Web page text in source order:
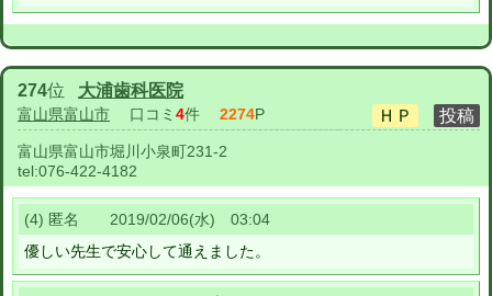
274位 大浦歯科医院
富山県富山市 口コミ 4件 2274P
富山県富山市堀川小泉町231-2
tel:076-422-4182
(4) 匿名 2019/02/06(水) 03:04
優しい先生で安心して通えました。